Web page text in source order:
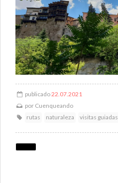
publicado22.07.2021
por Cuenqueando
rutas
naturaleza visitas guiadas